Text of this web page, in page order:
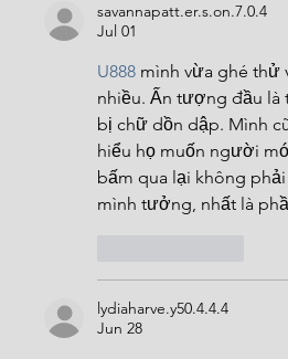
savannapatt.er.s.on.7.0.4
Jul 01
U888 mình vừa ghé thử
nhiều. Ấn tượng đầu là
bị chữ dồn dập. Mình
hiểu họ muốn người
bấm qua lại không
mình tưởng, nhất là
lydiaharve.y50.4.4.4
Jun 28